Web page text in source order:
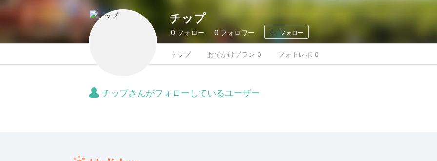
チップ
0 フォロー 0 フォロワー フォロー
トップ おでかけプラン 0 フォトレポ 0
チップさんがフォローしているユーザー